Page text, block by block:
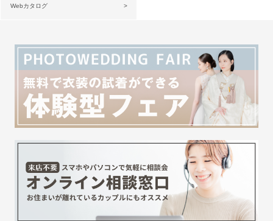
Webカタログ